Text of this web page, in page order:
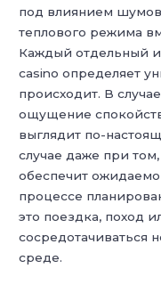
под влиянием
теплового режима
Каждый отдельный
casino определяет
происходит. В
ощущение
выглядит по-
случае даже при
обеспечит
процессе
это поездка, поход
сосредотачиваться
среде.